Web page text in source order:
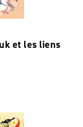
et les liens